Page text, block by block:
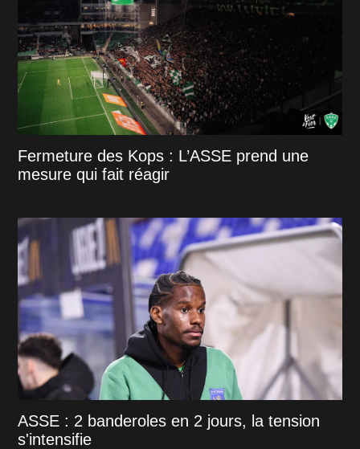
Fermeture des Kops : L’ASSE prend une
mesure qui fait réagir
ASSE : 2 banderoles en 2 jours, la tension
s'intensifie